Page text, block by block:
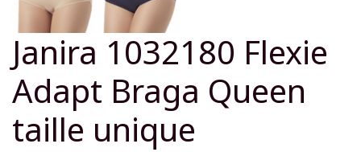
Janira 1032180 Flexie
Adapt Braga Queen
taille unique